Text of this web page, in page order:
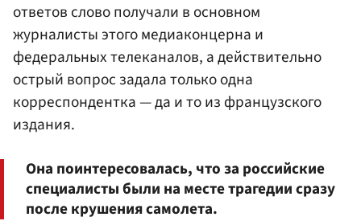
ответов слово получали в основном
журналисты этого медиаконцерна и
федеральных телеканалов, а действительно
острый вопрос задала только одна
корреспондентка — да и то из французского
издания.
Она поинтересовалась, что за российские
специалисты были на месте трагедии сразу
после крушения самолета.